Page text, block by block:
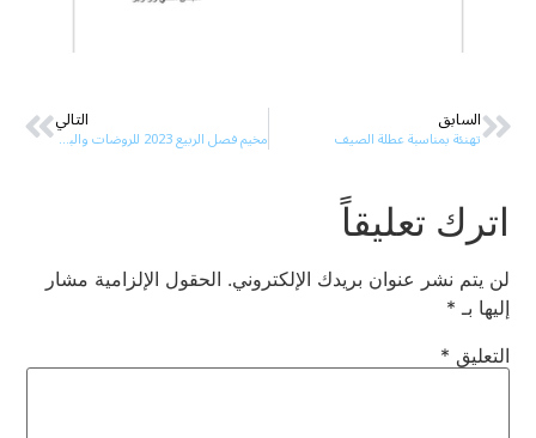
السابق
تهنئة بمناسبة عطلة الصيف
التالي
مخيم فصل الربيع 2023 للروضات والبساتين والإبتدائي حتى صف ثالث
اترك تعليقاً
لن يتم نشر عنوان بريدك الإلكتروني. الحقول الإلزامية مشار
إليها بـ *
التعليق *